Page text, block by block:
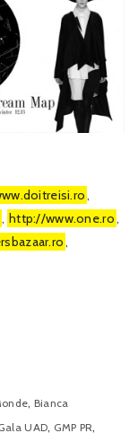
,
, http://www.one.ro,
,
, Bianca
UAD, GMP PR,